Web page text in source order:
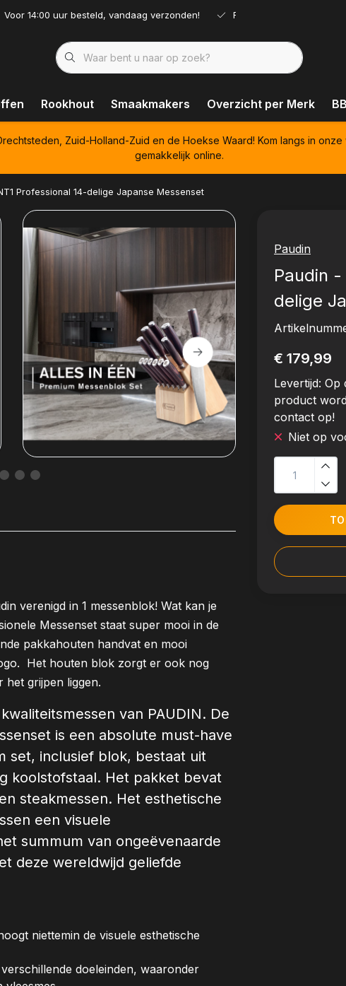
Voor 14:00 uur besteld, vandaag verzonden! Ruim assortiment!
Rookhout Smaakmakers Overzicht per Merk
Zuid-Holland-Zuid en de Hoekse Waard! Kom langs in
gemakkelijk online.
Professional 14-delige Japanse Messenset
Paudin
Paudin -
delige
€ 179,99
Levertijd: Op
product
contact op!
Niet op
verenigd in 1 messenblok! Wat kan je
Messenset staat super mooi in de
pakkahouten handvat en mooi
Het houten blok zorgt er ook nog
het grijpen liggen.
van PAUDIN. De
is een absolute must-have
set, inclusief blok, bestaat uit
koolstofstaal. Het pakket bevat
steakmessen. Het esthetische
een visuele
summum van ongeëvenaarde
deze wereldwijd geliefde
niettemin de visuele esthetische
doeleinden, waaronder